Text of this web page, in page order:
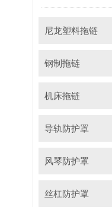
尼龙塑料拖链
钢制拖链
机床拖链
导轨防护罩
风琴防护罩
丝杠防护罩